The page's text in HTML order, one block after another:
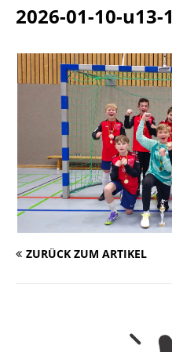
2026-01-10-u13-1
ZURÜCK ZUM ARTIKEL